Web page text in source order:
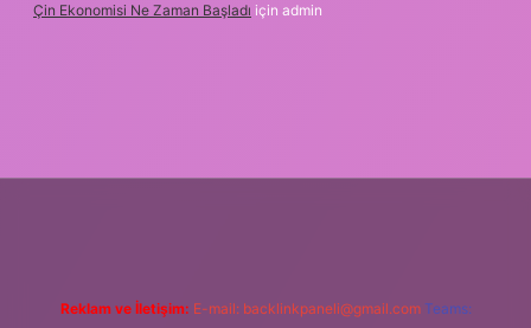
Çin Ekonomisi Ne Zaman Başladı için admin
Reklam ve İletişim: E-mail: backlinkpaneli@gmail.com Teams: